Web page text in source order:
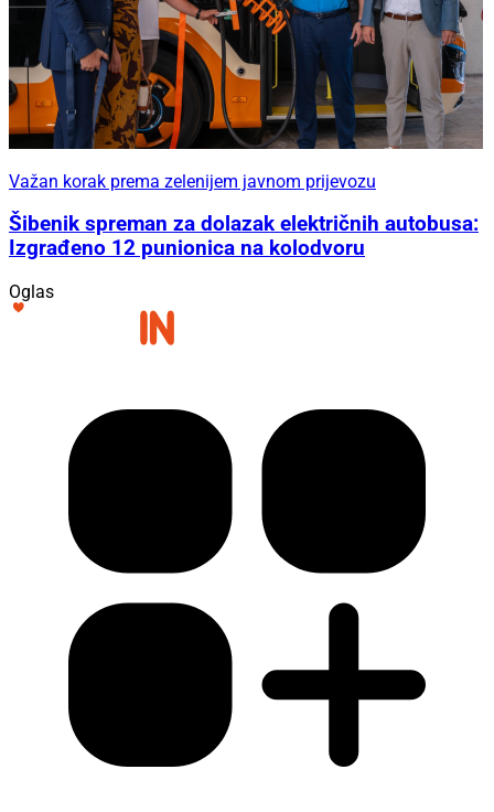
Važan korak prema zelenijem javnom prijevozu
Šibenik spreman za dolazak električnih autobusa:
Izgrađeno 12 punionica na kolodvoru
Oglas